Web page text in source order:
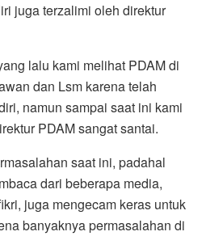
juga terzalimi oleh direktur
lalu kami melihat PDAM di
dan Lsm karena telah
namun sampai saat ini kami
PDAM sangat santai.
saat ini, padahal
dari beberapa media,
juga mengecam keras untuk
banyaknya permasalahan di